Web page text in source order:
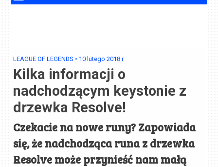
LEAGUE OF LEGENDS • 10 lutego 2018 r.
Kilka informacji o
nadchodzącym keystonie z
drzewka Resolve!
Czekacie na nowe runy? Zapowiada
się, że nadchodząca runa z drzewka
Resolve może przynieść nam małą